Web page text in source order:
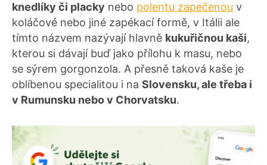
knedlíky či placky nebo polentu zapečenou v
koláčové nebo jiné zapékací formě, v Itálii ale
tímto názvem nazývají hlavně kukuřičnou kaši,
kterou si dávají buď jako přílohu k masu, nebo
se sýrem gorgonzola. A přesně taková kaše je
oblíbenou specialitou i na Slovensku, ale třeba i
v Rumunsku nebo v Chorvatsku.